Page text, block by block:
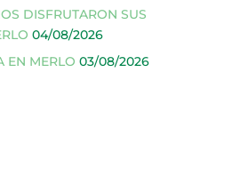
DISFRUTARON SUS
04/08/2026
EN MERLO 03/08/2026